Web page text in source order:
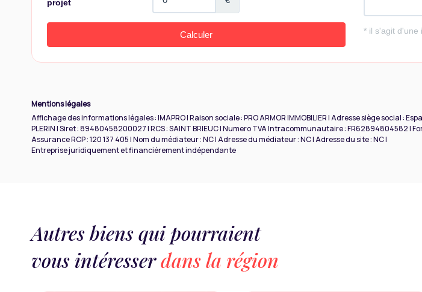
Mentions légales
Affichage des informations légales : IMAPRO | Raison sociale : PRO ARMOR IMMOBILIER | Adresse siège social :
PLERIN | Siret : 89480458200027 | RCS : SAINT BRIEUC | Numero TVA Intracommunautaire : FR62894804582 |
Assurance RCP : 120 137 405 | Nom du médiateur : NC | Adresse du médiateur : NC | Adresse du site : NC |
Entreprise juridiquement et financièrement indépendante
Autres biens qui pourraient
vous intéresserdans la région